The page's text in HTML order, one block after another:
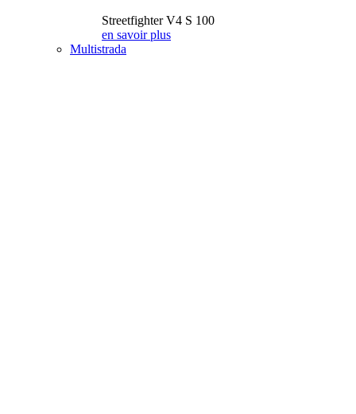
Streetfighter V4 S 100
en savoir plus
Multistrada